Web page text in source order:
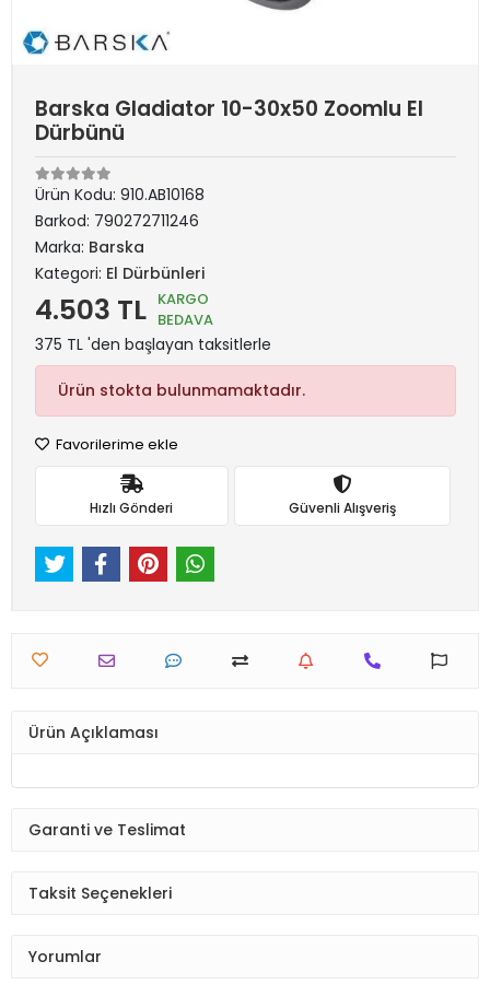
Barska Gladiator 10-30x50 Zoomlu El
Dürbünü
Ürün Kodu: 910.AB10168
Barkod: 790272711246
Marka: Barska
Kategori: El Dürbünleri
4.503 TL KARGO
BEDAVA
375 TL 'den başlayan taksitlerle
Ürün stokta bulunmamaktadır.
Favorilerime ekle
Hızlı Gönderi Güvenli Alışveriş
Ürün Açıklaması
Garanti ve Teslimat
Taksit Seçenekleri
Yorumlar